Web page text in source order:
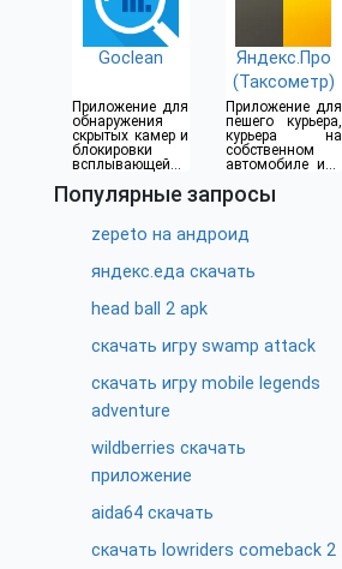
Goclean
Приложение для
обнаружения
скрытых камер и
блокировки
всплывающей
Яндекс.Про
(Таксометр)
Приложение для
пешего курьера,
курьера на
собственном
автомобиле или
Популярные запросы
zepeto на андроид
яндекс.еда скачать
head ball 2 apk
скачать игру swamp attack
скачать игру mobile legends
adventure
wildberries скачать
приложение
aida64 скачать
скачать lowriders comeback 2